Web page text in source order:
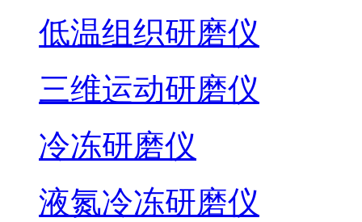
低温组织研磨仪
三维运动研磨仪
冷冻研磨仪
液氮冷冻研磨仪